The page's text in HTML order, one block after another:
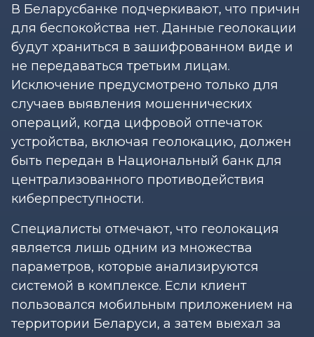
В Беларусбанке подчеркивают, что причин
для беспокойства нет. Данные геолокации
будут храниться в зашифрованном виде и
не передаваться третьим лицам.
Исключение предусмотрено только для
случаев выявления мошеннических
операций, когда цифровой отпечаток
устройства, включая геолокацию, должен
быть передан в Национальный банк для
централизованного противодействия
киберпреступности.
Специалисты отмечают, что геолокация
является лишь одним из множества
параметров, которые анализируются
системой в комплексе. Если клиент
пользовался мобильным приложением на
территории Беларуси, а затем выехал за